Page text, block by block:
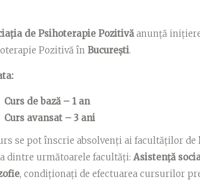
de Psihoterapie Pozitivăanunță
Pozitivă în București.
Curs de bază – 1 an
Curs avansat – 3 ani
se pot înscrie absolvenți ai facultăților de
dintre următoarele facultăți: Asistență
, condiționați de efectuarea cursurilor